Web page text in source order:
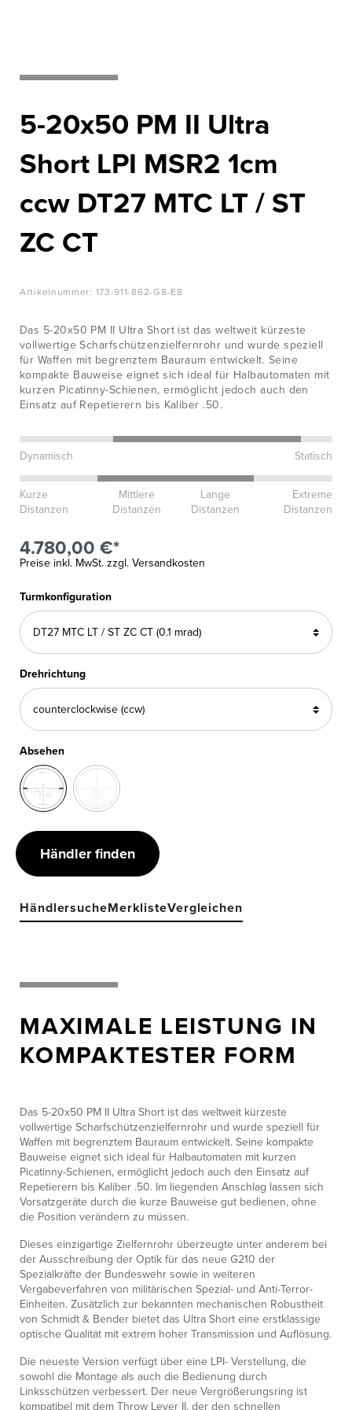
KARRIERE
5-20x50 PM II Ultra
Short LPI MSR2 1cm
ccw DT27 MTC LT / ST
ZC CT
Artikelnummer: 173-911-862-G8-E8
Das 5-20x50 PM II Ultra Short ist das weltweit kürzeste
vollwertige Scharfschützenzielfernrohr und wurde speziell
für Waffen mit begrenztem Bauraum entwickelt. Seine
kompakte Bauweise eignet sich ideal für Halbautomaten mit
kurzen Picatinny-Schienen, ermöglicht jedoch auch den
Einsatz auf Repetierern bis Kaliber .50.
Dynamisch Statisch
Kurze
Distanzen
Mittlere
Distanzen
Lange
Distanzen
Extreme
Distanzen
4.780,00 €*
Preise inkl. MwSt. zzgl. Versandkosten
Turmkonfiguration
Drehrichtung
Absehen
Händler finden
HändlersucheMerklisteVergleichen
MAXIMALE LEISTUNG IN
KOMPAKTESTER FORM
Das 5-20x50 PM II Ultra Short ist das weltweit kürzeste
vollwertige Scharfschützenzielfernrohr und wurde speziell für
Waffen mit begrenztem Bauraum entwickelt. Seine kompakte
Bauweise eignet sich ideal für Halbautomaten mit kurzen
Picatinny-Schienen, ermöglicht jedoch auch den Einsatz auf
Repetierern bis Kaliber .50. Im liegenden Anschlag lassen sich
Vorsatzgeräte durch die kurze Bauweise gut bedienen, ohne
die Position verändern zu müssen.
Dieses einzigartige Zielfernrohr überzeugte unter anderem bei
der Ausschreibung der Optik für das neue G210 der
Spezialkräfte der Bundeswehr sowie in weiteren
Vergabeverfahren von militärischen Spezial- und Anti-Terror-
Einheiten. Zusätzlich zur bekannten mechanischen Robustheit
von Schmidt & Bender bietet das Ultra Short eine erstklassige
optische Qualität mit extrem hoher Transmission und Auflösung.
Die neueste Version verfügt über eine LPI- Verstellung, die
sowohl die Montage als auch die Bedienung durch
Linksschützen verbessert. Der neue Vergrößerungsring ist
kompatibel mit dem Throw Lever II, der den schnellen